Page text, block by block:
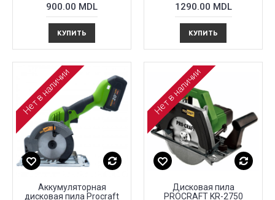
900.00 MDL
КУПИТЬ
1290.00 MDL
КУПИТЬ
Нет в наличии
Аккумуляторная
дисковая пила Procraft
Нет в наличии
Дисковая пила
PROCRAFT KR-2750